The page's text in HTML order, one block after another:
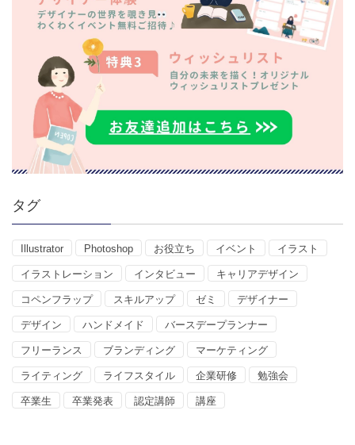
タグ
Illustrator Photoshop お役立ち イベント イラスト
イラストレーション インタビュー キャリアデザイン
コペンフラップ スキルアップ ゼミ デザイナー
デザイン ハンドメイド バースデープランナー
フリーランス ブランディング マーケティング
ライティング ライフスタイル 企業研修 勉強会
卒業生 卒業発表 認定講師 講座